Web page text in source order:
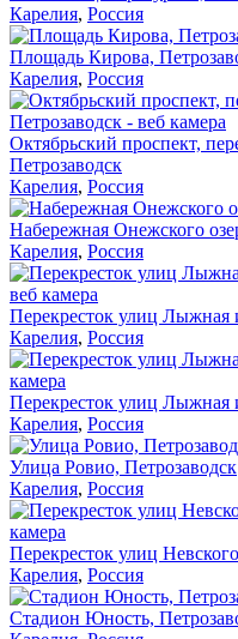
Карелия, Россия
Площадь Кирова,
Карелия, Россия
Октябрьский проспект,
Петрозаводск
Карелия, Россия
Набережная Онежского
Карелия, Россия
Перекресток улиц Лыжная
Карелия, Россия
Перекресток улиц Лыжная
Карелия, Россия
Улица Ровио, Петрозаводск
Карелия, Россия
Перекресток улиц
Карелия, Россия
Стадион Юность,